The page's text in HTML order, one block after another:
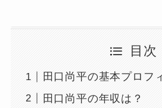
目次
田口尚平の基本プロフ
田口尚平の年収は？